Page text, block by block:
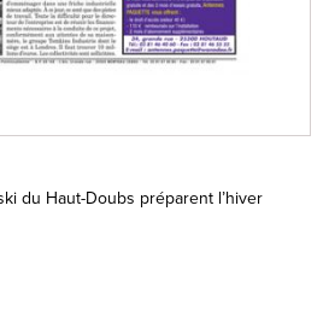
du Haut-Doubs préparent l’hiver